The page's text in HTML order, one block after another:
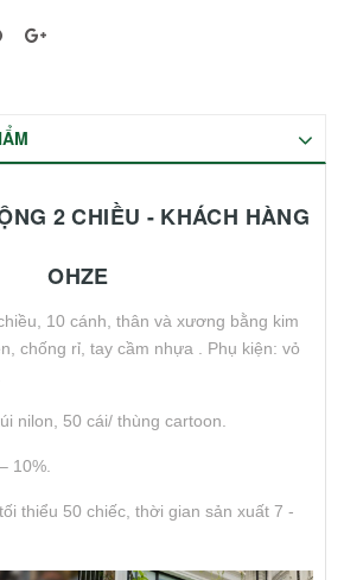
2 CHIỀU - KHÁCH HÀNG
OHZE
10 cánh, thân và xương bằng kim
chống rỉ, tay cầm nhựa . Phụ kiện: vỏ
nilon, 50 cái/ thùng cartoon.
10%.
thiểu 50 chiếc, thời gian sản xuất 7 -